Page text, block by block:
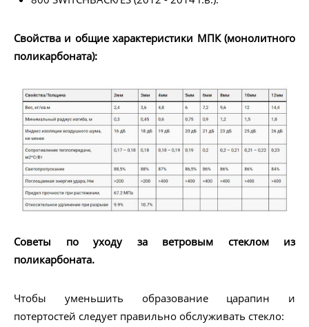
Свойства и общие характеристики МПК (монолитного
поликарбоната):
Советы по уходу за ветровым стеклом из
поликарбоната.
Чтобы уменьшить образование царапин и
потертостей следует правильно обслуживать стекло: